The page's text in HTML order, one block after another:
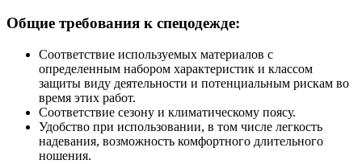
Общие требования к спецодежде:
Соответствие используемых материалов с
определенным набором характеристик и классом
защиты виду деятельности и потенциальным рискам во
время этих работ.
Соответствие сезону и климатическому поясу.
Удобство при использовании, в том числе легкость
надевания, возможность комфортного длительного
ношения.